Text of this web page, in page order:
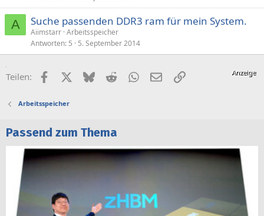
A Suche passenden DDR3 ram für mein System.
Aiimstarr Arbeitsspeicher
Antworten 5 5. September 2014
Teilen: FacebookX (Twitter)
BlueskyRedditWhatsApp
E-MailLink
Arbeitsspeicher
Passend zum Thema